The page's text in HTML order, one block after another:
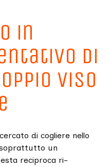
in
di
viso
di cogliere nello
un
reciproca ri-